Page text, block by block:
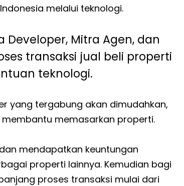
melalui teknologi.
Mitra Agen, dan
transaksi jual beli properti
teknologi.
yang tergabung akan dimudahkan,
membantu memasarkan properti.
mendapatkan keuntungan
properti lainnya. Kemudian bagi
proses transaksi mulai dari